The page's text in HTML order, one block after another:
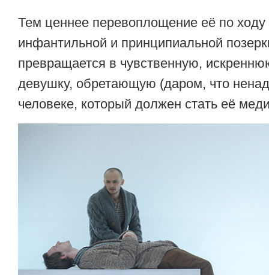
Тем ценнее перевоплощение её по
инфантильной и принципиальной
превращается в чувственную,
девушку, обретающую (даром, что
человеке, который должен стать её